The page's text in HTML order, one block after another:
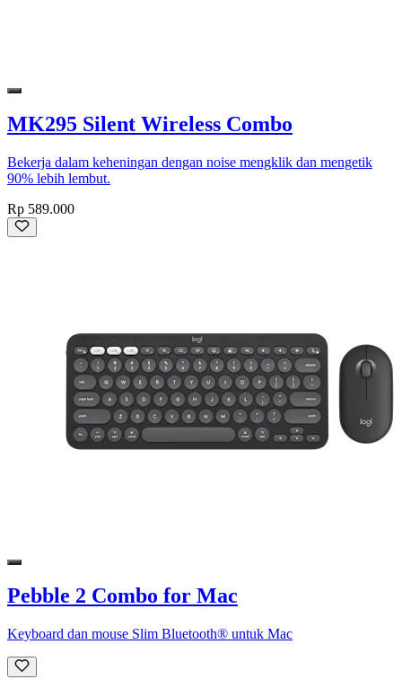
MK295 Silent Wireless Combo
Bekerja dalam keheningan dengan noise mengklik dan mengetik
90% lebih lembut.
Rp 589.000
Pebble 2 Combo for Mac
Keyboard dan mouse Slim Bluetooth® untuk Mac